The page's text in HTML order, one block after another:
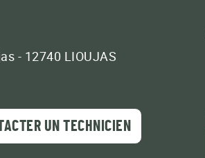
- 12740 LIOUJAS
UN TECHNICIEN